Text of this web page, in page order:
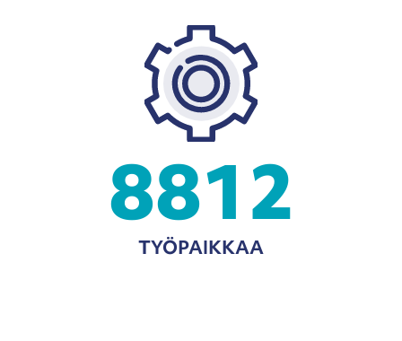
8812
TYÖPAIKKAA